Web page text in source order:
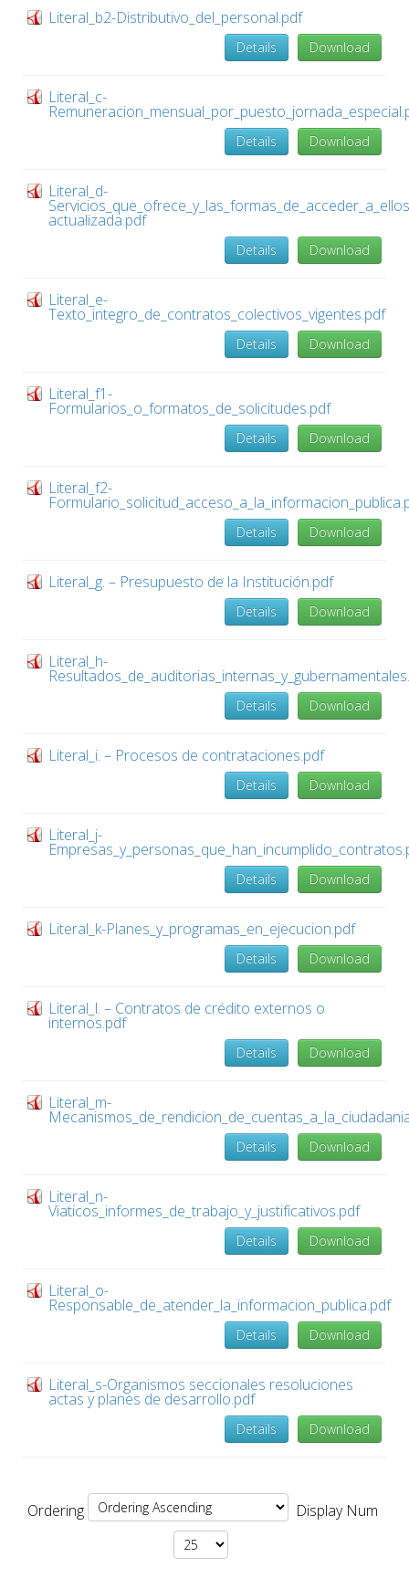
Literal_b2-Distributivo_del_personal.pdf
Download
Details
Literal_c-
Download
Details
Literal_d-
Servicios_que_ofrece_y_las_formas_de_acceder_a_ellos
actualizada.pdf
Download
Details
Literal_e-
Texto_integro_de_contratos_colectivos_vigentes.pdf
Download
Details
Literal_f1-
Formularios_o_formatos_de_solicitudes.pdf
Download
Details
Literal_f2-
Download
Details
Literal_g. – Presupuesto de la Institución.pdf
Download
Details
Literal_h-
Download
Details
Literal_i. – Procesos de contrataciones.pdf
Download
Details
Literal_j-
Download
Details
Literal_k-Planes_y_programas_en_ejecucion.pdf
Download
Details
Literal_l. – Contratos de crédito externos o
internos.pdf
Download
Details
Literal_m-
Download
Details
Literal_n-
Viaticos_informes_de_trabajo_y_justificativos.pdf
Download
Details
Literal_o-
Responsable_de_atender_la_informacion_publica.pdf
Download
Details
Literal_s-Organismos seccionales resoluciones
actas y planes de desarrollo.pdf
Download
Details
Ordering Display Num